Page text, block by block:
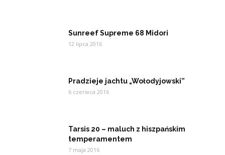
Sunreef Supreme 68 Midori
12 lipca 2016
Pradzieje jachtu „Wołodyjowski”
6 czerwca 2016
Tarsis 20 – maluch z hiszpańskim
temperamentem
7 maja 2016